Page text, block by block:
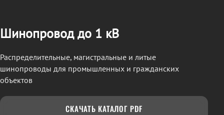
Шинопровод до 1 кВ
Распределительные, магистральные и литые
шинопроводы для промышленных и гражданских
объектов
СКАЧАТЬ КАТАЛОГ PDF